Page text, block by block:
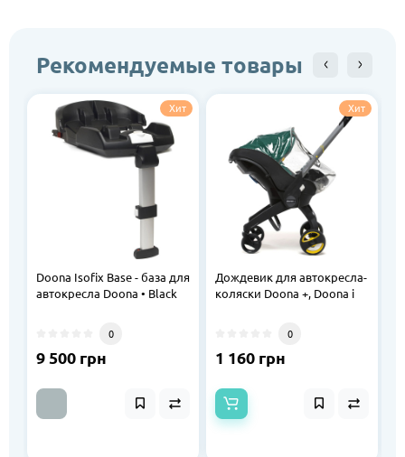
Рекомендуемые товары
Хит
Doona Isofix Base - база для
автокресла Doona • Black
0
9 500 грн
Хит
Дождевик для автокресла-
коляски Doona +, Doona i
0
1 160 грн